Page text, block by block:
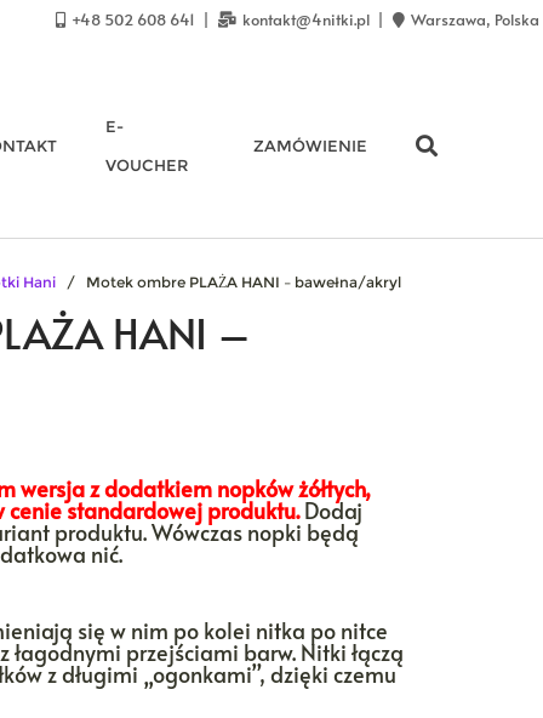
+48 502 608 641 kontakt@4nitki.pl Warszawa, Polska
E-
VOUCHER
ZAMÓWIENIE
Hani / Motek ombre PLAŻA HANI – bawełna/akryl
HANI –
wersja z dodatkiem nopków żółtych,
cenie standardowej produktu.Dodaj
produktu. Wówczas nopki będą
nić.
się w nim po kolei nitka po nitce
łagodnymi przejściami barw. Nitki łączą
z długimi „ogonkami”, dzięki czemu